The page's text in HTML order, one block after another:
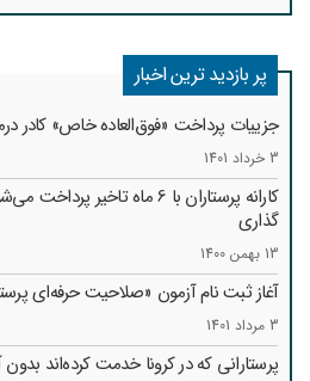
پر بازدید ترین اخبار
جزییات پرداخت «فوق‌العاده خاص» کادر
3 خرداد 1401
کارانه‌ پرستاران با 6 ماه
گذاری
13 بهمن 1400
آغاز ثبت نام آزمون «صلاحیت حرفه‌ای
3 مرداد 1401
پرستارانی که در کرونا خدمت کرد‌ه‌اند